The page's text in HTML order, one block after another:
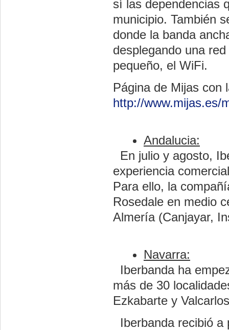
sí las dependencias
municipio. También
donde la banda
desplegando una
pequeño, el WiFi.
Página de Mijas con
http://www.mijas.es/
Andalucia:
En julio y agosto,
experiencia
Para ello, la
Rosedale en medio
Almería (Canjayar,
Navarra:
Iberbanda ha
más de 30
Ezkabarte y
Iberbanda recibió a